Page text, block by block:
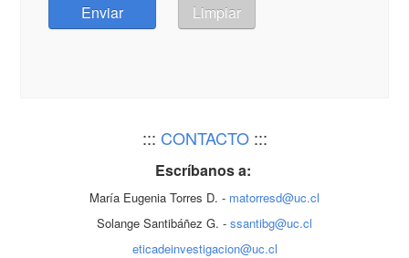
Enviar Limpiar
::: CONTACTO:::
Escríbanos a:
María Eugenia Torres D. - matorresd@uc.cl
Solange Santibáñez G. - ssantibg@uc.cl
eticadeinvestigacion@uc.cl